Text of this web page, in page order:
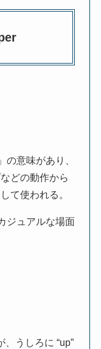
の意味があり、
どの動作から
て使われる。
ジュアルな場面
うしろに “up”